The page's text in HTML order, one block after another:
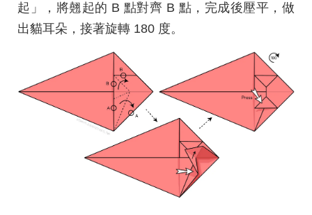
起」，將翹起的 B 點對齊 B 點，完成後壓平，做
出貓耳朵，接著旋轉 180 度。